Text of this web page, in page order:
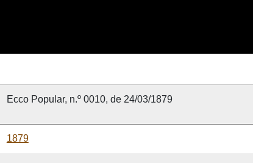
Ecco Popular, n.º 0010, de 24/03/1879
1879